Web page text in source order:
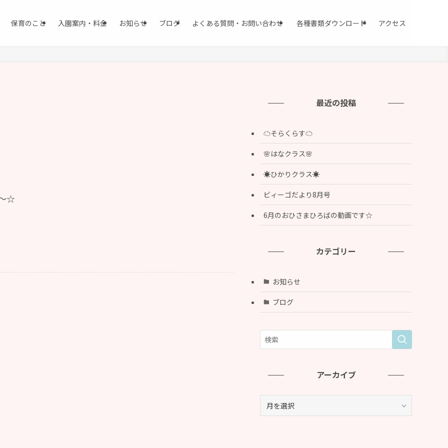
保育のこと 入園案内・料金 お知らせ ブログ よくある質問・お問い合わせ 各種書類ダウンロード アクセス
☆
最近の投稿
☁️そらくらす☁️
🌸はなクラス🌸
☀️ひかりクラス☀️
ビィーゴだより8月号
6月のおひさまひろばの動画です☆
カテゴリー
お知らせ
ブログ
アーカイブ